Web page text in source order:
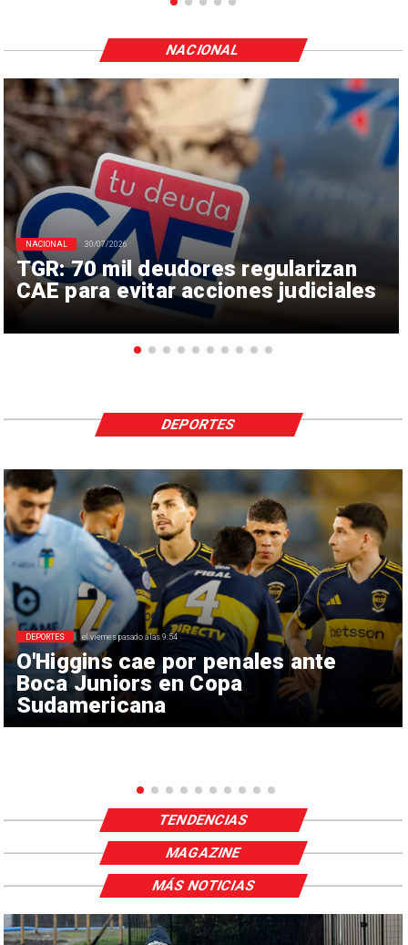
TGR: 70 mil deudores regularizan
CAE para evitar acciones judiciales
NACIONAL 30/07/2026
NACIONAL
O'Higgins cae por penales ante
Boca Juniors en Copa
Sudamericana
DEPORTES el viernes pasado a las 9:54
DEPORTES
TENDENCIAS
MAGAZINE
MÁS NOTICIAS